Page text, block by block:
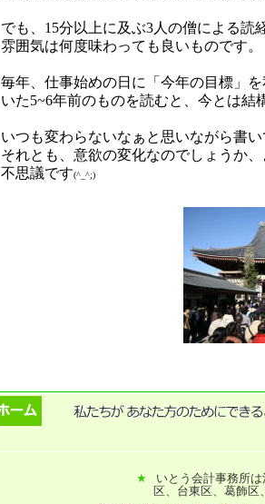
でも、15分以上に及ぶ3人の僧による
雰囲気は何度味わっても良いものです。
毎年、仕事始めの日に「今年の目標」
いた5~6年前のものを読むと、今とは
いつも変わらないなぁと思いながら書
それとも、意欲の変化なのでしょうか
不思議です(^_^;)
★
いとう会計事務所
区、台東区、葛飾区